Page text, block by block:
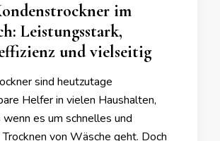
im
Leistungsstark,
und vielseitig
sind heutzutage
Helfer in vielen Haushalten,
es um schnelles und
von Wäsche geht. Doch